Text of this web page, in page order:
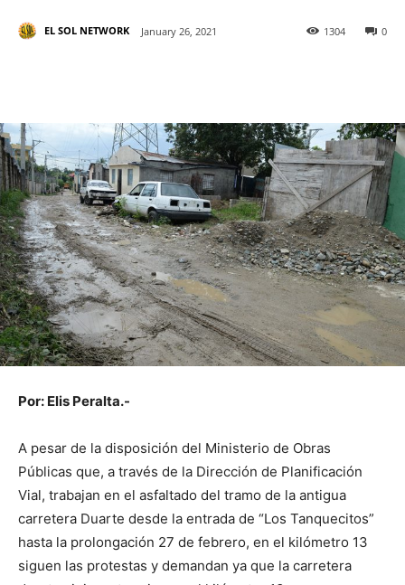
EL SOL NETWORK January 26, 2021 0
1304
Por: Elis Peralta.-
A pesar de la disposición del Ministerio de Obras
Públicas que, a través de la Dirección de Planificación
Vial, trabajan en el asfaltado del tramo de la antigua
carretera Duarte desde la entrada de “Los Tanquecitos”
hasta la prolongación 27 de febrero, en el kilómetro 13
siguen las protestas y demandan ya que la carretera